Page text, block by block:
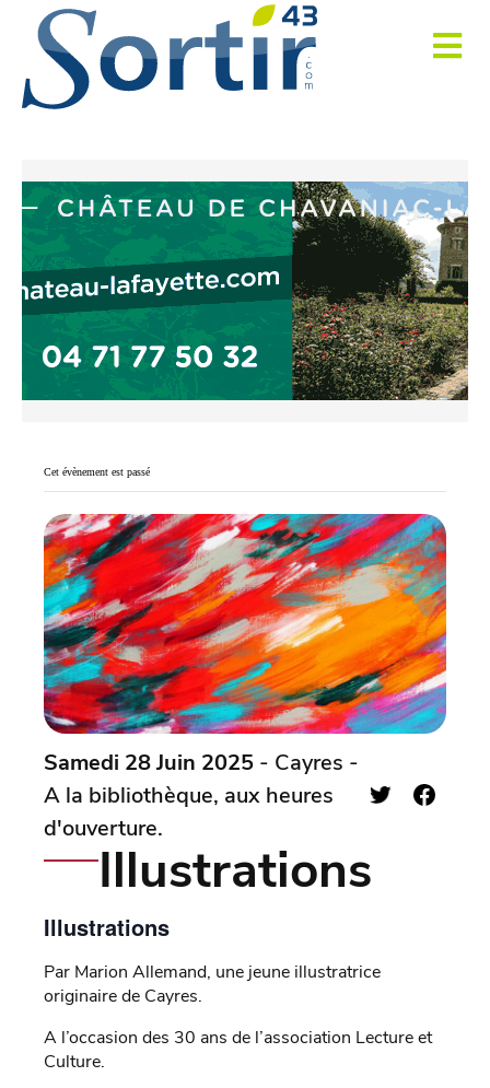
Cet évènement est passé
Samedi 28 Juin 2025 - Cayres -
A la bibliothèque, aux heures
d'ouverture.
Illustrations
Illustrations
Par Marion Allemand, une jeune illustratrice
originaire de Cayres.
A l’occasion des 30 ans de l’association Lecture et
Culture.